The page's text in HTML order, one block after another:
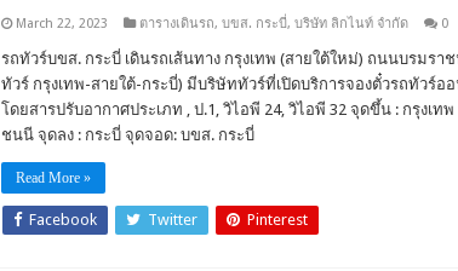
March 22, 2023 ตารางเดินรถ, บขส. กระบี่, บริษัท ลิกไนท์ จำกัด 0
รถทัวร์บขส. กระบี่ เดินรถเส้นทาง กรุงเทพ (สายใต้ใหม่) ถนนบรมรา
ทัวร์ กรุงเทพ-สายใต้-กระบี่) มีบริษัททัวร์ที่เปิดบริการจองตั๋วรถทัวร์
โดยสารปรับอากาศประเภท , ป.1, วิไอพี 24, วิไอพี 32 จุดขึ้น : กรุงเ
ชนนี จุดลง : กระบี่ จุดจอด: บขส. กระบี่
Read More »
Facebook Twitter Pinterest